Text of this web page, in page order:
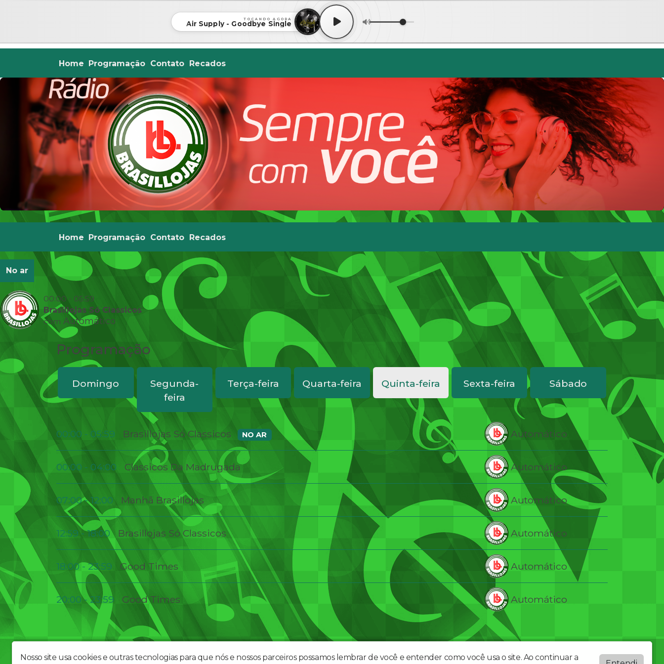
TOCANDO AGORA
Air Supply - Goodbye Single
Home Programação Contato Recados
Home Programação Contato Recados
No ar
00:00 - 05:59
Brasillojas Só Classicos
com Automático
Programação
Domingo
Segunda-
feira
Terça-feira Quarta-feira Quinta-feira Sexta-feira Sábado
00:00 - 05:59 Brasillojas Só Classicos NO AR Automático
00:00 - 04:00 Classicos Da Madrugada Automático
07:00 - 12:00 Manhã Brasillojas Automático
12:59 - 18:00 Brasillojas Só Classicos Automático
18:00 - 23:59 Good Times Automático
20:00 - 23:59 Good Times Automático
Nosso site usa cookies e outras tecnologias para que nós e nossos parceiros possamos lembrar de você e entender como você usa o site. Ao continuar a
rede de lojas de departamentos